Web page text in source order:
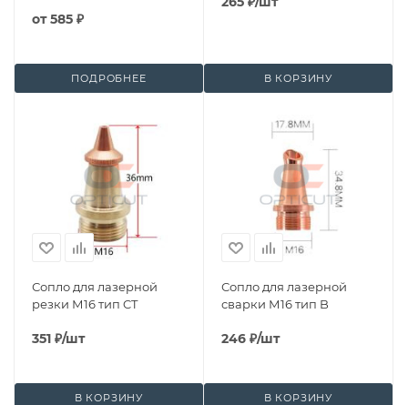
от585 ₽
ПОДРОБНЕЕ В КОРЗИНУ
Сопло для лазерной
резки М16 тип CT
351 ₽/шт
В КОРЗИНУ
Сопло для лазерной
сварки М16 тип B
246 ₽/шт
В КОРЗИНУ